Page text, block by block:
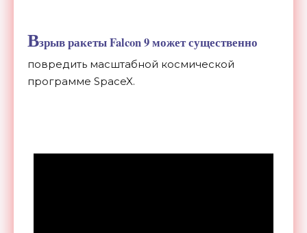
Взрыв ракеты Falcon 9 может существенно
повредить масштабной космической
программе SpaceX.